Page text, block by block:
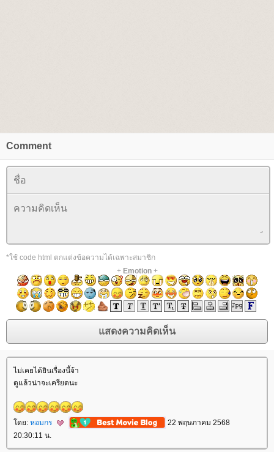
Comment
*ใช้ code html ตกแต่งข้อความได้เฉพาะสมาชิก
+ Emotion+
ไม่เคยได้ยินเรื่องนี้จ้า
ดูแล้วน่าจะเครียดนะ
ดย: หอมกร
22 พฤษภาคม 2568
20:30:11 น.